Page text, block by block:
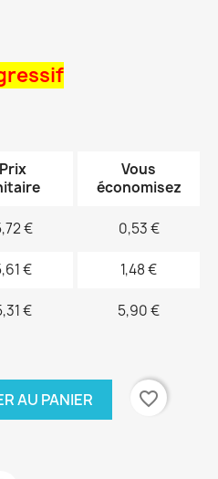
Prix
Vous
économisez
€ 0,53 €
€ 1,48 €
€ 5,90 €
AU PANIER
favorite_border